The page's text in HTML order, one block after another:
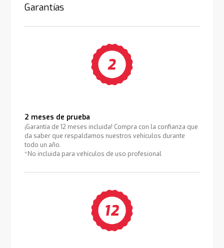
Garantías
2 meses de prueba
¡Garantía de 12 meses incluida! Compra con la confianza que
da saber que respaldamos nuestros vehículos durante
todo un año.
*No incluida para vehículos de uso profesional